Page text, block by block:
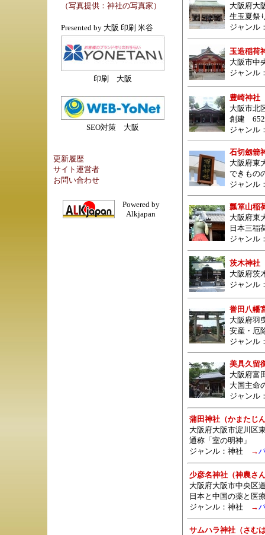
（写真提供： 神社の写真家 ）
Presented by 大阪 印刷 米谷
印刷 大阪
SEO対策 大阪
更新履歴
サイト運営者
お問い合わせ
Powered by
Alkjapan
大阪府大
生玉夏祭
ジャンル
玉造稲荷
大阪市中
ジャンル
豊崎神社
大阪市北
創建 652
ジャンル
石切劔箭
大阪府東
できもの
ジャンル
瓢箪山稲
大阪府東
日本三稲
ジャンル
茨木神社
大阪府茨
ジャンル
誉田八幡
大阪府羽
安産・厄
ジャンル
美具久留
大阪府富
大国主命
ジャンル
蒲田神社（かまたじ
大阪府大阪市淀川区
通称「室の明神」
ジャンル： 神社 →
少彦名神社（神農さ
大阪府大阪市中央区
日本と中国の薬と医
ジャンル： 神社 →
サムハラ神社（さむ